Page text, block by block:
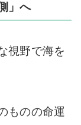
」へ
視野で海を
ものの命運